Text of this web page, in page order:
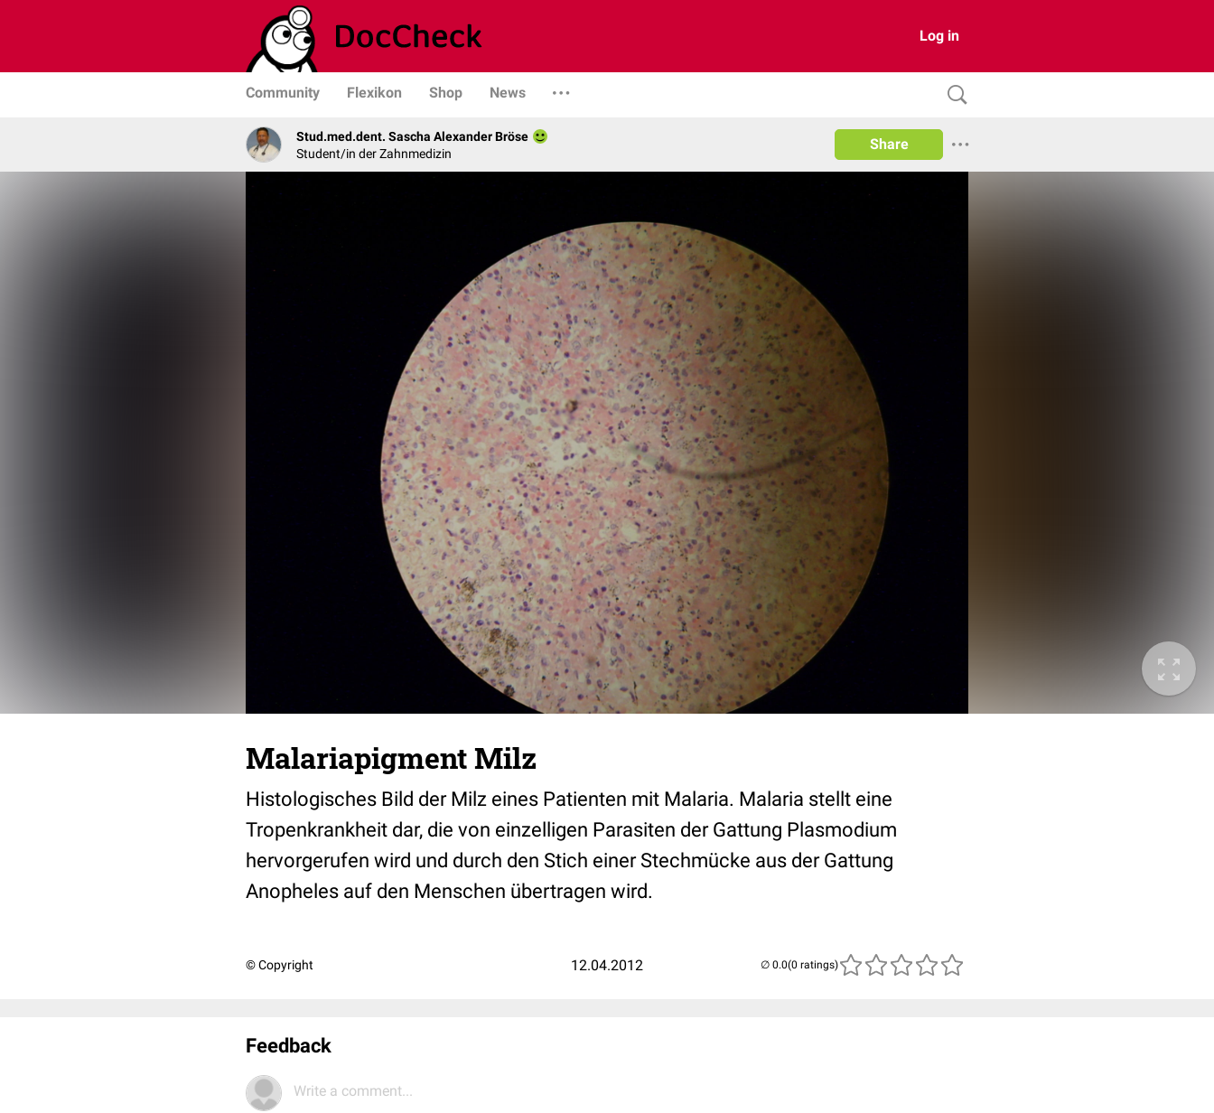
Log in
Community Flexikon Shop News
Stud.med.dent. Sascha Alexander Bröse
Student/in der Zahnmedizin
Share
Malariapigment Milz
Histologisches Bild der Milz eines Patienten mit Malaria. Malaria stellt eine
Tropenkrankheit dar, die von einzelligen Parasiten der Gattung Plasmodium
hervorgerufen wird und durch den Stich einer Stechmücke aus der Gattung
Anopheles auf den Menschen übertragen wird.
© Copyright 12.04.2012 (0 ratings)
Feedback
Write a comment...